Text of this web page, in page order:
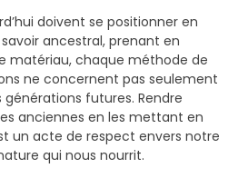
doivent se positionner en
ancestral, prenant en
matériau, chaque méthode de
ne concernent pas seulement
générations futures. Rendre
anciennes en les mettant en
un acte de respect envers notre
qui nous nourrit.